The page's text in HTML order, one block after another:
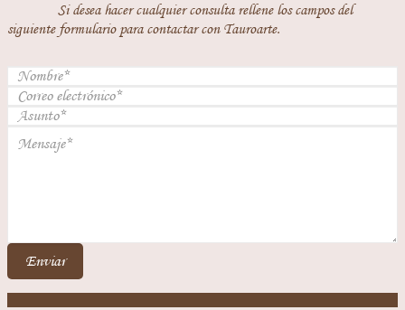
Si desea hacer cualquier consulta rellene los campos del
siguiente formulario para contactar con Tauroarte.
Enviar